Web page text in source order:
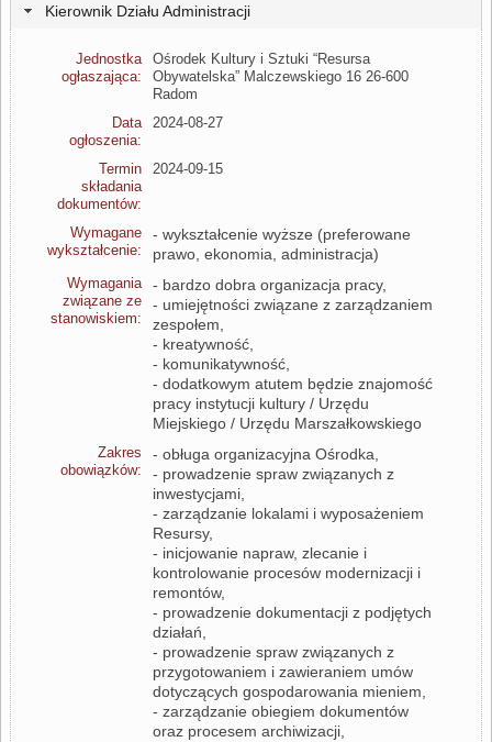
Kierownik Działu Administracji
Jednostka
ogłaszająca:
Ośrodek Kultury i Sztuki “Resursa
Obywatelska” Malczewskiego 16 26-600
Radom
Data
ogłoszenia:
2024-08-27
Termin
składania
dokumentów:
2024-09-15
Wymagane
wykształcenie:
- wykształcenie wyższe (preferowane
prawo, ekonomia, administracja)
Wymagania
związane ze
stanowiskiem:
- bardzo dobra organizacja pracy,
- umiejętności związane z zarządzaniem
zespołem,
- kreatywność,
- komunikatywność,
- dodatkowym atutem będzie znajomość
pracy instytucji kultury / Urzędu
Miejskiego / Urzędu Marszałkowskiego
Zakres
obowiązków:
- obługa organizacyjna Ośrodka,
- prowadzenie spraw związanych z
inwestycjami,
- zarządzanie lokalami i wyposażeniem
Resursy,
- inicjowanie napraw, zlecanie i
kontrolowanie procesów modernizacji i
remontów,
- prowadzenie dokumentacji z podjętych
działań,
- prowadzenie spraw związanych z
przygotowaniem i zawieraniem umów
dotyczących gospodarowania mieniem,
- zarządzanie obiegiem dokumentów
oraz procesem archiwizacji,